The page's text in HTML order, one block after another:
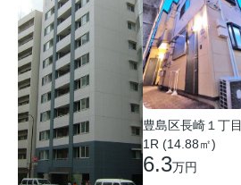
豊島区長崎１丁目
1R (14.88㎡)
6.3万円